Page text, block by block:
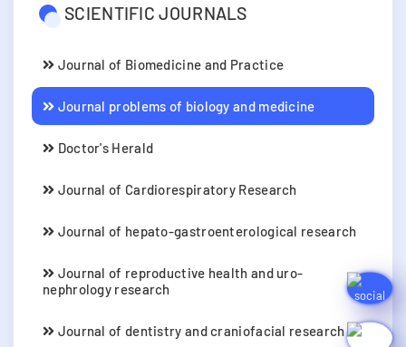
SCIENTIFIC JOURNALS
Journal of Biomedicine and Practice
Journal problems of biology and medicine
Doctor's Herald
Journal of Cardiorespiratory Research
Journal of hepato-gastroenterological research
Journal of reproductive health and uro-
nephrology research
Journal of dentistry and craniofacial research